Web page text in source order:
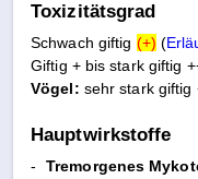
Toxizitätsgrad
Schwach giftig (+) (
Giftig + bis stark giftig
Vögel: sehr stark giftig
Hauptwirkstoffe
- Tremorgenes